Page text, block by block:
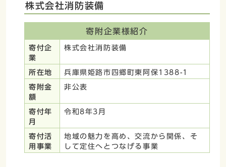
株式会社消防装備
寄附企業様紹介
寄付企
業
株式会社消防装備
所在地 兵庫県姫路市四郷町東阿保1388-1
寄附金
額
非公表
寄付年
月
令和8年3月
寄付活
用事業
地域の魅力を高め、交流から関係、そ
して定住へとつなげる事業